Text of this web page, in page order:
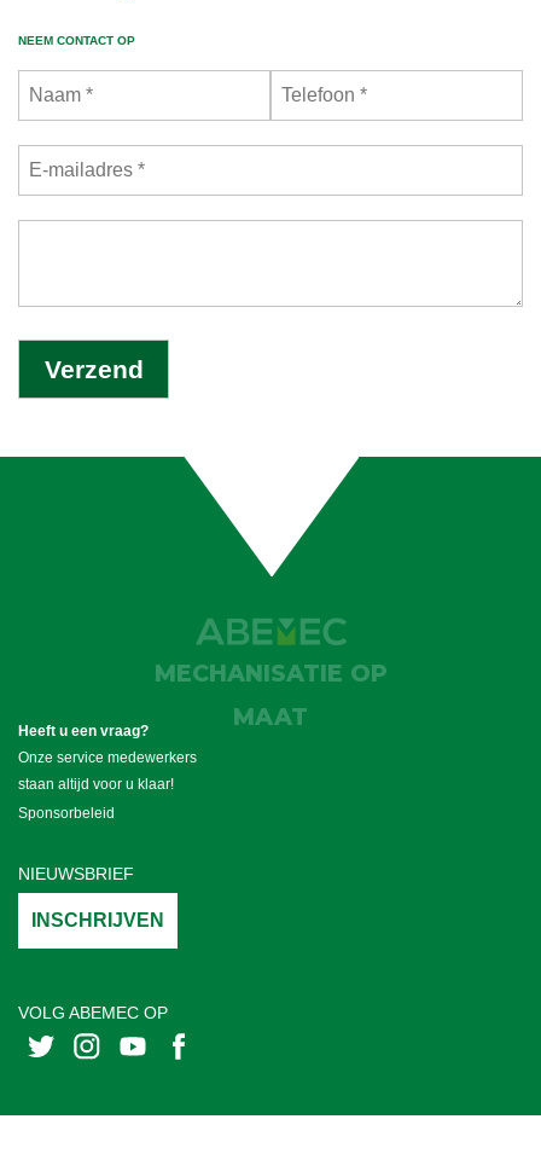
NEEM CONTACT OP
MECHANISATIE OP
MAAT
Heeft u een vraag?
Onze service medewerkers
staan altijd voor u klaar!
Sponsorbeleid
NIEUWSBRIEF
INSCHRIJVEN
VOLG ABEMEC OP